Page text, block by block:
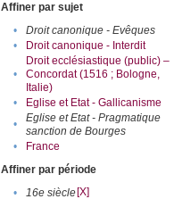
Affiner par sujet
•
Droit canonique - Evêques
•
Droit canonique - Interdit
•
Droit ecclésiastique (public) –
Concordat (1516 ; Bologne,
Italie)
• Eglise et Etat - Gallicanisme
•
Eglise et Etat - Pragmatique
sanction de Bourges
• France
Affiner par période
•
16e siècle[X]